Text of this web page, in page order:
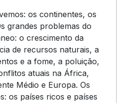
os continentes, os
grandes problemas do
o crescimento da
de recursos naturais, a
e a fome, a poluição,
atuais na África,
Médio e Europa. Os
os países ricos e países